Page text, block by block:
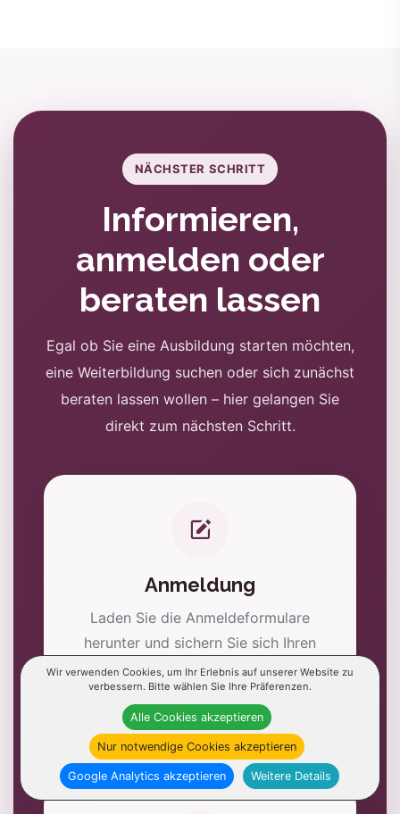
NÄCHSTER SCHRITT
Informieren,
anmelden oder
beraten lassen
Egal ob Sie eine Ausbildung starten möchten,
eine Weiterbildung suchen oder sich zunächst
beraten lassen wollen – hier gelangen Sie
direkt zum nächsten Schritt.
Anmeldung
Laden Sie die Anmeldeformulare
herunter und sichern Sie sich Ihren
Ausbildungs- oder Kursplatz.
Jetzt anmelden
Wir verwenden Cookies, um Ihr Erlebnis auf unserer Website zu
verbessern. Bitte wählen Sie Ihre Präferenzen.
Alle Cookies akzeptieren
Nur notwendige Cookies akzeptieren
Google Analytics akzeptieren Weitere Details